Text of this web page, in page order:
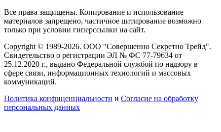
Все права защищены. Копирование и использование
материалов запрещено, частичное цитирование возможно
только при условии гиперссылки на сайт.
Copyright © 1989-2026. ООО "Совершенно Секретно Трейд".
Свидетельство о регистрации ЭЛ № ФС 77-79634 от
25.12.2020 г., выдано Федеральной службой по надзору в
сфере связи, информационных технологий и массовых
коммуникаций.
Политика конфиценциальности и Согласие на обработку
персональных данных